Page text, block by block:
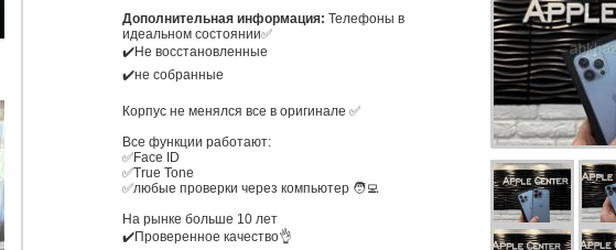
Дополнительная информация: Телефоны в
идеальном состоянии✅
✔️Не восстановленныe
✔️не собранныe
Корпус не менялся все в оригинале ✅
Все функции работают:
✅Face ID
✅True Tone
✅любые проверки через компьютер 🧑‍💻
На рынке больше 10 лет
✔️Проверенное качество👌